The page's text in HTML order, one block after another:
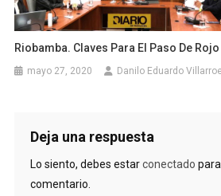
Riobamba. Claves Para El Paso De
mayo 27, 2020 Danilo Eduardo
Deja una respuesta
Lo siento, debes estarconectado
comentario.